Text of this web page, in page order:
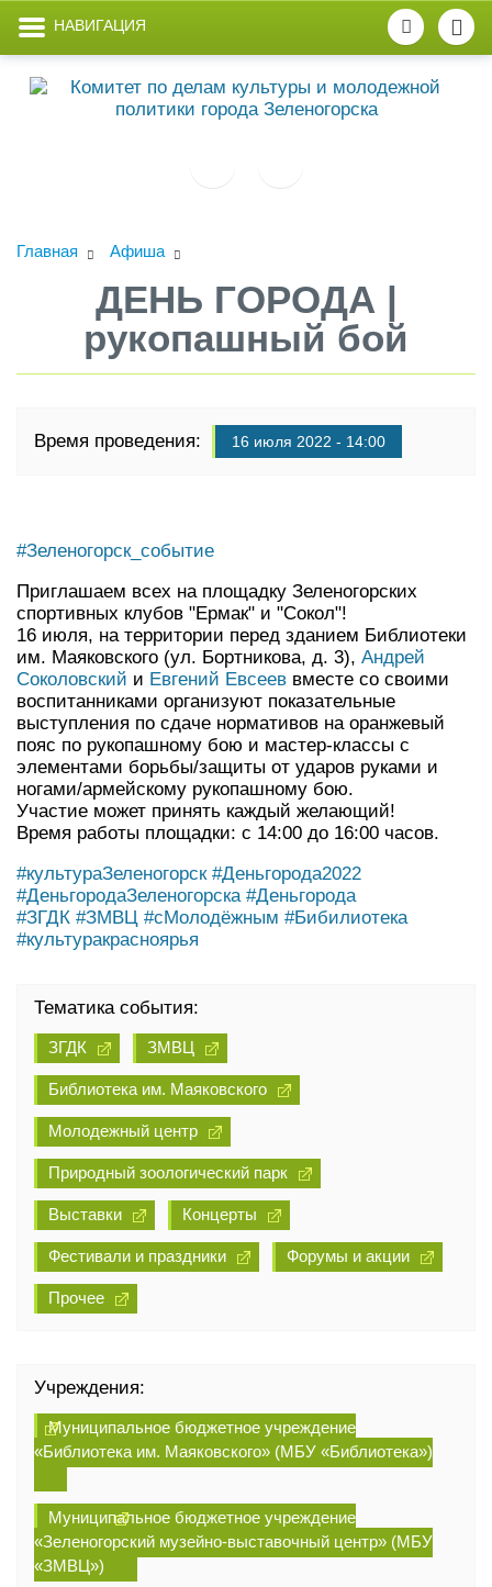
НАВИГАЦИЯ
Главная Афиша
ДЕНЬ ГОРОДА |
рукопашный бой
Время проведения: 16 июля 2022 - 14:00
#Зеленогорск_событие
Приглашаем всех на площадку Зеленогорских
спортивных клубов "Ермак" и "Сокол"!
16 июля, на территории перед зданием Библиотеки
им. Маяковского (ул. Бортникова, д. 3), Андрей
Соколовский и Евгений Евсеев вместе со своими
воспитанниками организуют показательные
выступления по сдаче нормативов на оранжевый
пояс по рукопашному бою и мастер-классы с
элементами борьбы/защиты от ударов руками и
ногами/армейскому рукопашному бою.
Участие может принять каждый желающий!
Время работы площадки: с 14:00 до 16:00 часов.
#культураЗеленогорск #Деньгорода2022
#ДеньгородаЗеленогорска #Деньгорода
#ЗГДК #ЗМВЦ #сМолодёжным #Бибилиотека
#культуракрасноярья
Тематика события:
ЗГДК ЗМВЦ
Библиотека им. Маяковского
Молодежный центр
Природный зоологический парк
Выставки Концерты
Фестивали и праздники Форумы и акции
Прочее
Учреждения:
Муниципальное бюджетное учреждение
«Библиотека им. Маяковского» (МБУ «Библиотека»)
Муниципальное бюджетное учреждение
«Зеленогорский музейно-выставочный центр» (МБУ
«ЗМВЦ»)